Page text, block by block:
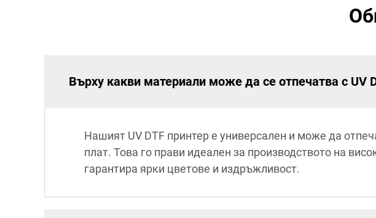
Върху какви материали може да се отпечатва с UV
Нашият UV DTF принтер е универсален и може да
плат. Това го прави идеален за производството на
гарантира ярки цветове и издръжливост.